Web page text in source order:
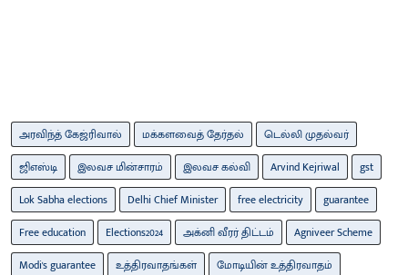
அரவிந்த் கேஜ்ரிவால் மக்களவைத் தேர்தல்
டெல்லி முதல்வர்
ஜிஎஸ்டி
இலவச மின்சாரம் இலவச கல்வி Arvind Kejriwal
gst
Lok Sabha elections
Delhi Chief Minister free electricity
guarantee
Free education
Elections2024 அக்னி வீரர் திட்டம்
Agniveer Scheme
Modi's guarantee
உத்திரவாதங்கள்
மோடியின் உத்திரவாதம்